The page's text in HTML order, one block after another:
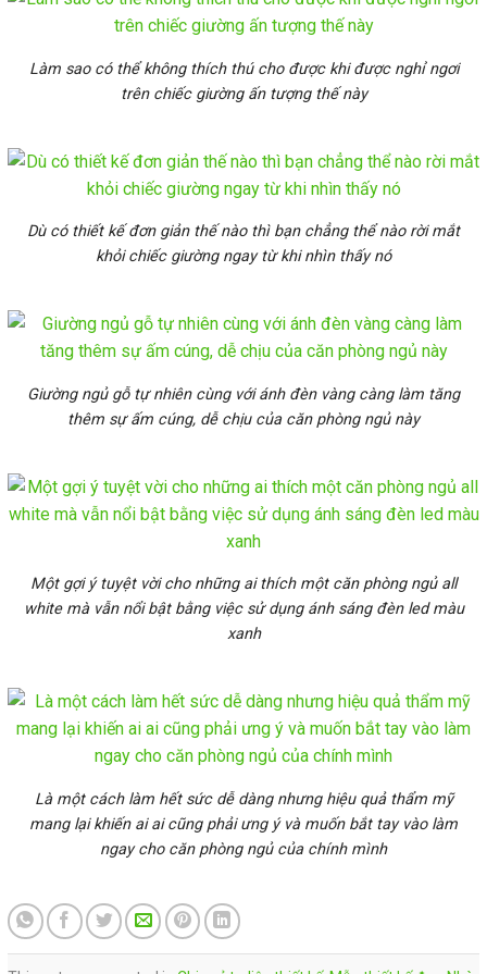
Làm sao có thể không thích thú cho được khi được nghỉ ngơi
trên chiếc giường ấn tượng thế này
Dù có thiết kế đơn giản thế nào thì bạn chẳng thể nào rời mắt
khỏi chiếc giường ngay từ khi nhìn thấy nó
Giường ngủ gỗ tự nhiên cùng với ánh đèn vàng càng làm tăng
thêm sự ấm cúng, dễ chịu của căn phòng ngủ này
Một gợi ý tuyệt vời cho những ai thích một căn phòng ngủ all
white mà vẫn nổi bật bằng việc sử dụng ánh sáng đèn led màu
xanh
Là một cách làm hết sức dễ dàng nhưng hiệu quả thẩm mỹ
mang lại khiến ai ai cũng phải ưng ý và muốn bắt tay vào làm
ngay cho căn phòng ngủ của chính mình